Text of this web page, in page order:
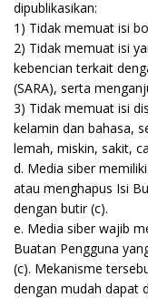
dipublikasikan:
1) Tidak memuat isi
2) Tidak memuat isi
kebencian terkait
(SARA), serta
3) Tidak memuat isi
kelamin dan bahasa,
lemah, miskin, sakit,
d. Media siber
atau menghapus Isi
dengan butir (c).
e. Media siber wajib
Buatan Pengguna
(c). Mekanisme
dengan mudah dapat